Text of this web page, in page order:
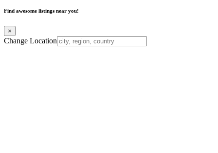
Find awesome listings near you!
×
Change Location